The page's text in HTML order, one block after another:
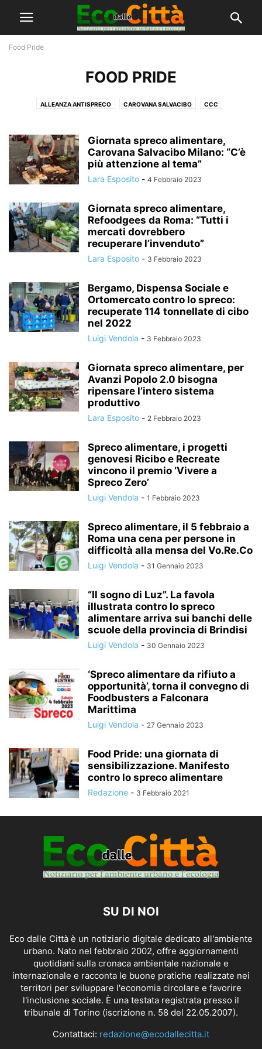
Food Pride
FOOD PRIDE
ALLEANZA ANTISPRECO CAROVANA SALVACIBO CCC
MILANO SALVACIBO
SABATO SALVACIBO SABATO SALVACIBO LIVE SENTINELLE DEI RIFIUTI
VIVILIBRON
Giornata spreco alimentare,
Carovana Salvacibo Milano: “C’è
più attenzione al tema”
Lara Esposito - 4 Febbraio 2023
Giornata spreco alimentare,
Refoodgees da Roma: “Tutti i
mercati dovrebbero
recuperare l’invenduto”
Lara Esposito - 3 Febbraio 2023
Bergamo, Dispensa Sociale e
Ortomercato contro lo spreco:
recuperate 114 tonnellate di cibo
nel 2022
Luigi Vendola - 3 Febbraio 2023
Giornata spreco alimentare, per
Avanzi Popolo 2.0 bisogna
ripensare l’intero sistema
produttivo
Lara Esposito - 2 Febbraio 2023
Spreco alimentare, i progetti
genovesi Ricibo e Recreate
vincono il premio ‘Vivere a
Spreco Zero’
Luigi Vendola - 1 Febbraio 2023
Spreco alimentare, il 5 febbraio a
Roma una cena per persone in
difficoltà alla mensa del Vo.Re.Co
Luigi Vendola - 31 Gennaio 2023
“Il sogno di Luz”. La favola
illustrata contro lo spreco
alimentare arriva sui banchi delle
scuole della provincia di Brindisi
Luigi Vendola - 30 Gennaio 2023
‘Spreco alimentare da rifiuto a
opportunità’, torna il convegno di
Foodbusters a Falconara
Marittima
Luigi Vendola - 27 Gennaio 2023
Food Pride: una giornata di
sensibilizzazione. Manifesto
contro lo spreco alimentare
Redazione - 3 Febbraio 2021
SU DI NOI
Eco dalle Città è un notiziario digitale dedicato all'ambiente
urbano. Nato nel febbraio 2002, offre aggiornamenti
quotidiani sulla cronaca ambientale nazionale e
internazionale e racconta le buone pratiche realizzate nei
territori per sviluppare l'economia circolare e favorire
l'inclusione sociale. È una testata registrata presso il
tribunale di Torino (iscrizione n. 58 del 22.05.2007).
Contattaci: redazione@ecodallecitta.it